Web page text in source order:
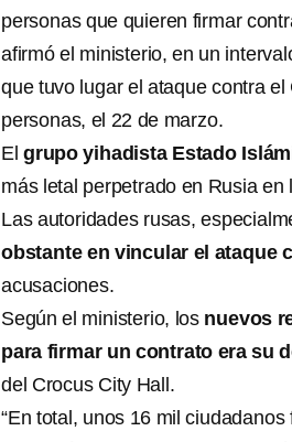
personas que quieren firmar
afirmó el ministerio, en un
que tuvo lugar el ataque contra
personas, el 22 de marzo.
El grupo yihadista Estado
más letal perpetrado en Rusia
Las autoridades rusas,
obstante en vincular el ataque
acusaciones.
Según el ministerio, los nuevos
para firmar un contrato era su
del Crocus City Hall.
“En total, unos 16 mil